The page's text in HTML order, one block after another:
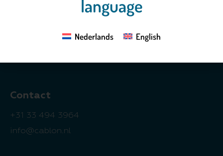
Contact
+31 33 494 3964
info@cablon.nl
language
Nederlands English